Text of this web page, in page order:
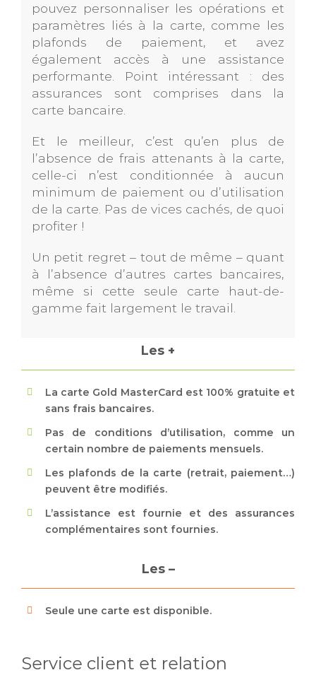
pouvez personnaliser les opérations et
paramètres liés à la carte, comme les
plafonds de paiement, et avez
également accès à une assistance
performante. Point intéressant : des
assurances sont comprises dans la
carte bancaire.
Et le meilleur, c’est qu’en plus de
l’absence de frais attenants à la carte,
celle-ci n’est conditionnée à aucun
minimum de paiement ou d’utilisation
de la carte. Pas de vices cachés, de quoi
profiter !
Un petit regret – tout de même – quant
à l’absence d’autres cartes bancaires,
même si cette seule carte haut-de-
gamme fait largement le travail.
Les +
La carte Gold MasterCard est 100% gratuite et
sans frais bancaires.
Pas de conditions d’utilisation, comme un
certain nombre de paiements mensuels.
Les plafonds de la carte (retrait, paiement…)
peuvent être modifiés.
L’assistance est fournie et des assurances
complémentaires sont fournies.
Les –
Seule une carte est disponible.
Service client et relation